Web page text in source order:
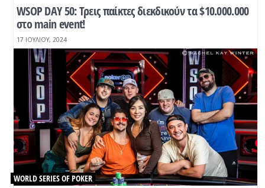
WSOP DAY 50: Τρεις παίκτες διεκδικούν τα $10.000.000
στο main event!
17 ΙΟΥΛΊΟΥ, 2024
WORLD SERIES OF POKER